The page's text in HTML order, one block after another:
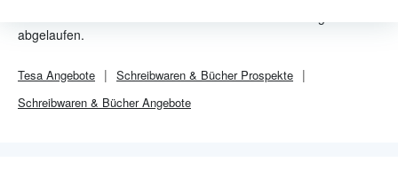
abgelaufen.
Tesa Angebote Schreibwaren & BücherProspekte
Schreibwaren & BücherAngebote